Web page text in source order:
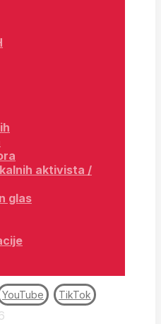
aktivista /
glas
YouTube TikTok